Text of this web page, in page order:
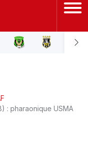
: pharaonique USMA